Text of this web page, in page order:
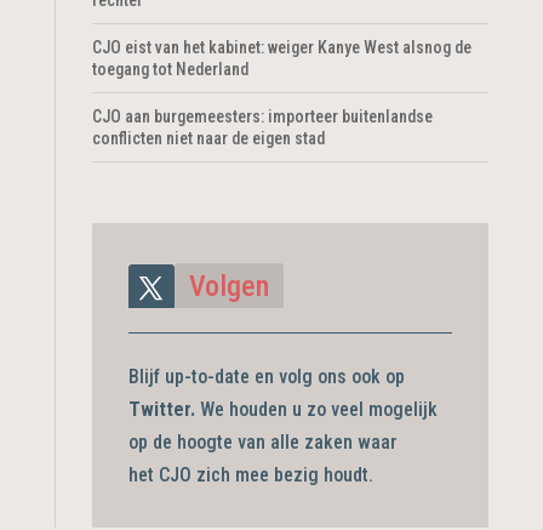
CJO eist van het kabinet: weiger Kanye West alsnog de
toegang tot Nederland
CJO aan burgemeesters: importeer buitenlandse
conflicten niet naar de eigen stad
Volgen
Blijf up-to-date en volg ons ook op
Twitter. We houden u zo veel mogelijk
op de hoogte van alle zaken waar
het CJO zich mee bezig houdt.